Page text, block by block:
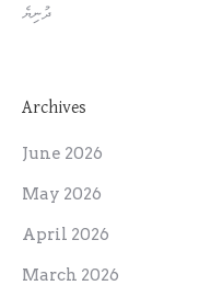
ދުނިޔެ
Archives
June 2026
May 2026
April 2026
March 2026